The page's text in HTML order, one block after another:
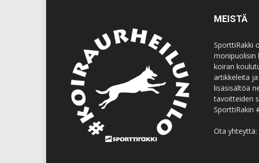
MEISTÄ
SporttiRakki
monipuolisin
koiran
artikkeleita
lisäsisältöä
tavoitteiden
SporttiRakin
Ota yhteyttä: